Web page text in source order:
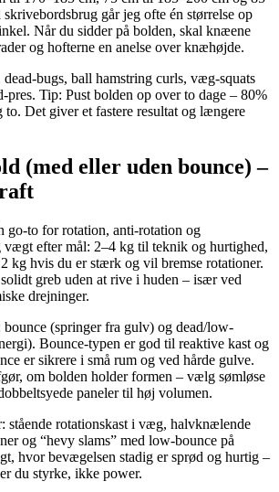
går jeg ofte én størrelse op
Når du sidder på bolden, skal knæene
og hofterne en anelse over knæhøjde.
bugs, ball hamstring curls, væg-squats
pres. Tip: Pust bolden op over to dage – 80%
to. Det giver et fastere resultat og længere
(med eller uden bounce) –
go-to for rotation, anti-rotation og
efter mål: 2–4 kg til teknik og hurtighed,
kg hvis du er stærk og vil bremse rotationer.
greb uden at rive i huden – især ved
drejninger.
(springer fra gulv) og dead/low-
Bounce-typen er god til reaktive kast og
er sikrere i små rum og ved hårde gulve.
om bolden holder formen – vælg sømløse
paneler til høj volumen.
stående rotationskast i væg, halvknælende
og “hevy slams” med low-bounce på
hvor bevægelsen stadig er sprød og hurtig –
du styrke, ikke power.